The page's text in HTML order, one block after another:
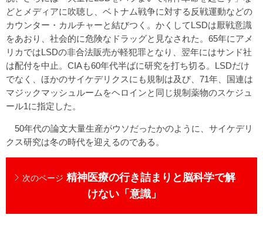
どとメディアに吹聴し、ベトナム戦争に対する反戦運動などの
カウンター・カルチャーと結びつく。かくしてLSDは厭戦意識
をあおり、社会的に危険なドラッグと見なされた。65年にアメ
リカではLSDの非合法販売が軽犯罪となり、翌年にはサンド社
は配付を中止。CIAも60年代半ばに研究を打ち切る。LSDだけ
でなく、ほかのサイケデリクスにも規制は及び、71年、国連は
マジックマッシュルームをヘロインと同じ規制薬物のスケジュ
ール1に指定した。
50年代の論文大量生産がウソだったかのように、サイケデリ
クス研究は冬の時代を迎えるのである。
次のページ 精神医療の行き詰まりと脳科学で解
けない「意識」